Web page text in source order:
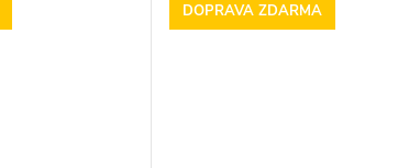
DOPRAVA ZDARMA